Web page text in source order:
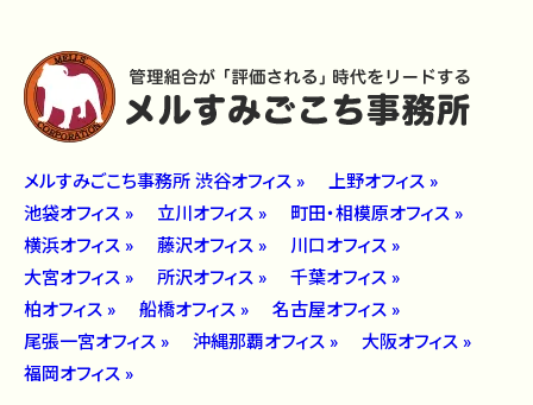
メルすみごこち事務所 渋谷オフィス »
上野オフィス »
池袋オフィス »
立川オフィス »
町田・相模原オフィス »
横浜オフィス »
藤沢オフィス »
川口オフィス »
大宮オフィス »
所沢オフィス »
千葉オフィス »
柏オフィス »
船橋オフィス »
名古屋オフィス »
尾張一宮オフィス »
沖縄那覇オフィス »
大阪オフィス »
福岡オフィス »